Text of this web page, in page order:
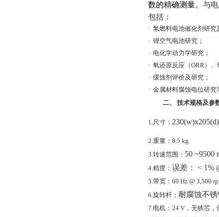
数的精确测量。 与
包括：
· 氢燃料电池催化剂研究
· 锂空气电池研究；
· 电化学动力学研究；
· 氧还原反应（ORR）
· 缓蚀剂评价及研究；
· 金属材料腐蚀电位研究
二、 技术规格及参
1.尺寸：
2.重量： 8.5 kg
3.转速范围： 50 ~9500
4.精度： 误差： < 1%
5.带宽： 60 Hz @ 3,500
6.旋转杆： 耐腐蚀不锈
7.电机： 24 V ，无铁芯